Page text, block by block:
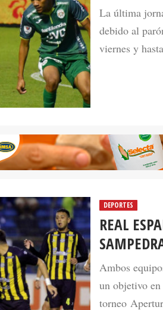
La última
debido al
viernes y
REAL
Ambos
un objetivo
torneo